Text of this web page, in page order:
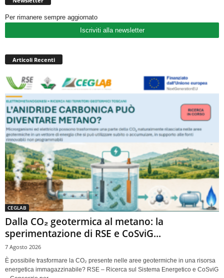
Per rimanere sempre aggiornato
Iscriviti alla newsletter
Articoli Recenti
CEGLAB
Dalla CO₂ geotermica al metano: la
sperimentazione di RSE e CoSviG...
7 Agosto 2026
È possibile trasformare la CO₂ presente nelle aree geotermiche in una risorsa
energetica immagazzinabile? RSE – Ricerca sul Sistema Energetico e CoSviG